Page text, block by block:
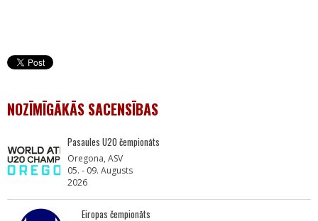
NOZĪMĪGĀKĀS SACENSĪBAS
Pasaules U20 čempionāts
Oregona, ASV
05. - 09. Augusts
2026
Eiropas čempionāts